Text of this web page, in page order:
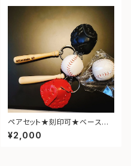
ペアセット★刻印可★ベースボ
ールキーホルダー(送料無料)
¥2,000